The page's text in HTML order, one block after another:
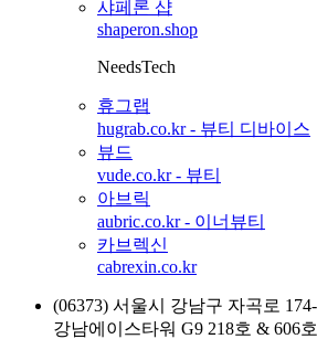
샤페론 샵
shaperon.shop
NeedsTech
휴그랩
hugrab.co.kr - 뷰티 디바이스
뷰드
vude.co.kr - 뷰티
아브릭
aubric.co.kr - 이너뷰티
카브렉신
cabrexin.co.kr
(06373) 서울시 강남구 자곡로
강남에이스타워 G9 218호 & 606호